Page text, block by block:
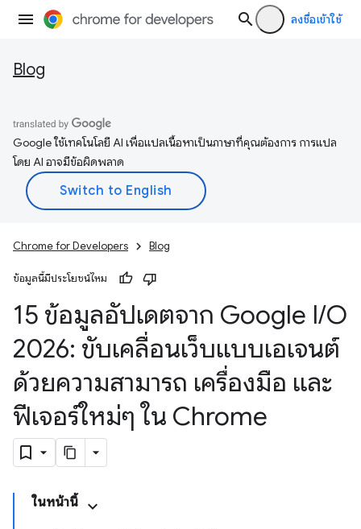
ลงชื่อเข้าใช้
Blog
Google ใช้เทคโนโลยี AI เพื่อแปลเนื้อหาเป็นภาษาที่คุณต้องการ การแปล
โดย AI อาจมีข้อผิดพลาด
Chrome for Developers Blog
ข้อมูลนี้มีประโยชน์ไหม
15 ข้อมูลอัปเดตจาก Google I/O
2026: ขับเคลื่อนเว็บแบบเอเจนต์
ด้วยความสามารถ เครื่องมือ และ
ฟีเจอร์ใหม่ๆ ใน Chrome
ในหน้านี้